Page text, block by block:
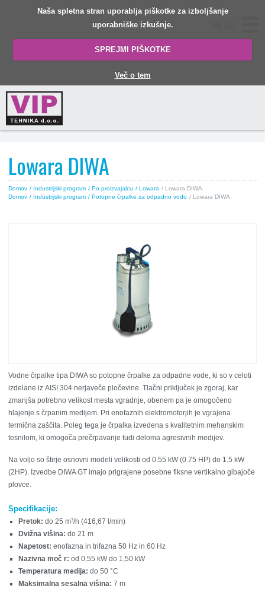
Naša spletna stran uporablja piškotke za izboljšanje
uporabniške izkušnje.
SPREJMI PIŠKOTKE
Več o tem
Lowara DIWA
Domov / Industrijski program / Po proizvajalcu / Lowara / Lowara DIWA
Domov / Industrijski program / Potopne črpalke za odpadno vodo / Lowara DIWA
Vodne črpalke tipa DIWA so potopne črpalke za odpadne vode, ki so v celoti
izdelane iz AISI 304 nerjaveče pločevine. Tlačni priključek je zgoraj, kar
zmanjša potrebno velikost mesta vgradnje, obenem pa je omogočeno
hlajenje s črpanim medijem. Pri enofaznih elektromotorjih je vgrajena
termična zaščita. Poleg tega je črpalka izvedena s kvalitetnim mehanskim
tesnilom, ki omogoča prečrpavanje tudi deloma agresivnih medijev.
Na voljo so štirje osnovni modeli velikosti od 0.55 kW (0.75 HP) do 1.5 kW
(2HP). Izvedbe DIWA GT imajo prigrajene posebne fiksne vertikalno gibajoče
plovce.
Specifikacije:
Pretok: do 25 m³/h (416,67 l/min)
Dvižna višina: do 21 m
Napetost: enofazna in trifazna 50 Hz in 60 Hz
Nazivna moč r: od 0,55 kW do 1,50 kW
Temperatura medija: do 50 °C
Maksimalna sesalna višina: 7 m